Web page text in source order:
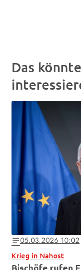
Das
notes05.03.2026 10:02
Krieg in Nahost
Bischöfe rufen